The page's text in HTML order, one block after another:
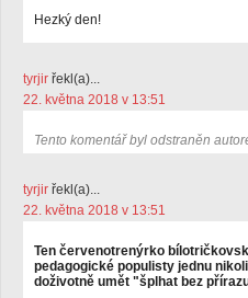
Hezký den!
tyrjir řekl(a)...
22. května 2018 v 13:51
Tento komentář byl odstraněn
tyrjir řekl(a)...
22. května 2018 v 13:51
Ten červenotrenýrko
pedagogické populisty jednu
doživotně umět "šplhat bez